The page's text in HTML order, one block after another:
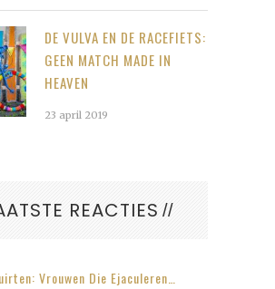
DE VULVA EN DE RACEFIETS:
GEEN MATCH MADE IN
HEAVEN
23 april 2019
REACTIES
Vrouwen Die Ejaculeren…